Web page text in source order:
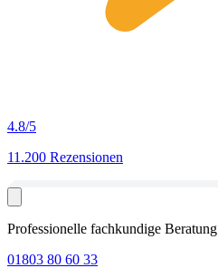
4.8/5
11.200 Rezensionen
Professionelle fachkundige Beratung
01803 80 60 33